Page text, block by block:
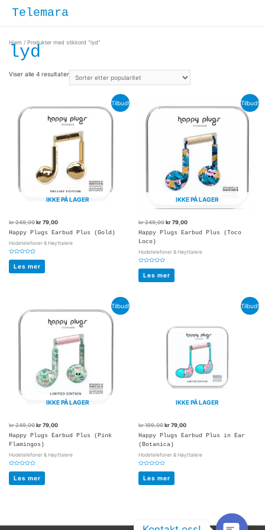
Telemara
Hjem / Produkter med stikkord “lyd”
lyd
Viser alle 4 resultater
Tilbud!
IKKE PÅ LAGER
kr249,00kr79,00
Happy Plugs Earbud Plus (Gold)
Hodetelefoner & Høyttalere
av
5
Les mer
Tilbud!
IKKE PÅ LAGER
kr249,00kr79,00
Happy Plugs Earbud Plus (Toco
Loco)
Hodetelefoner & Høyttalere
av
5
Les mer
Tilbud!
IKKE PÅ LAGER
kr249,00kr79,00
Happy Plugs Earbud Plus (Pink
Flamingos)
Hodetelefoner & Høyttalere
Vurdert
av
5
Les mer
Tilbud!
IKKE PÅ LAGER
kr199,00kr79,00
Happy Plugs Earbud Plus in Ear
(Botanica)
Hodetelefoner & Høyttalere
Vurdert
av
5
Les mer